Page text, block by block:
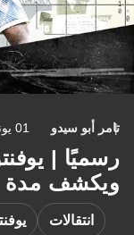
تامر أبو سيدو 01 يونيو 2022 08:52-04:00
رسميًا |
ويكشف مدة
انتقالات